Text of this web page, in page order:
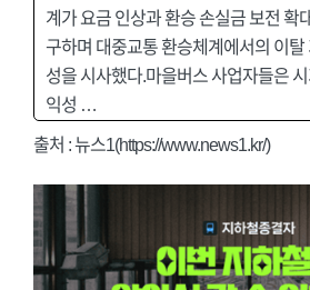
계가 요금 인상과 환승 손실금 보전 확
구하며 대중교통 환승체계에서의 이탈
성을 시사했다.마을버스 사업자들은
익성 …
출처 : 뉴스1(https://www.news1.kr/)